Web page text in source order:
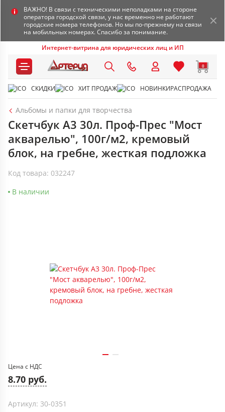
ВАЖНО! В связи с техническими неполадками на стороне
оператора городской связи, у нас временно не работают
городские номера телефонов. Но мы по-прежнему на связи
на мобильных номерах. Спасибо за понимание.
Интернет-витрина для юридических лиц и ИП
0
СКИДКИ ХИТ ПРОДАЖ НОВИНКИРАСПРОДАЖА
Альбомы и папки для творчества
Скетчбук А3 30л. Проф-Прес "Мост
акварелью", 100г/м2, кремовый
блок, на гребне, жесткая подложка
Код товара: 032247
В наличии
Цена с НДС
8.70 руб.
Артикул: 30-0351